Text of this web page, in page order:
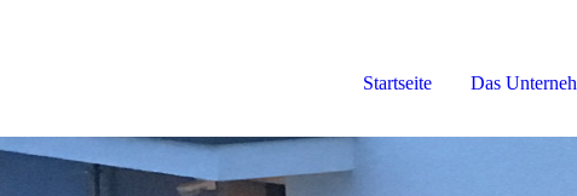
Startseite Das